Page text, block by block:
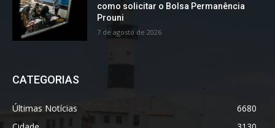
como solicitar o Bolsa Permanência
Prouni
7 de agosto de 2026
CATEGORIAS
Últimas Notícias
6680